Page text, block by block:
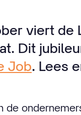
viert de
Dit
Job. Lees
de